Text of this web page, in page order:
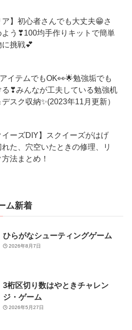
ア】初心者さんでも大丈夫😁さ
よう❣100均手作りキットで簡単
挑戦💕
イテムでもOK👀🌟勉強垢でも
る❣みんなが工夫している勉強机
スク収納✨(2023年11月更新）
イーズDIY】スクイーズがはげ
れた、穴空いたときの修理、リ
方法まとめ！
ム新着
ひらがなシューティングゲーム
2026年8月7日
3桁区切り数はやときチャレン
ジ・ゲーム
2026年5月27日